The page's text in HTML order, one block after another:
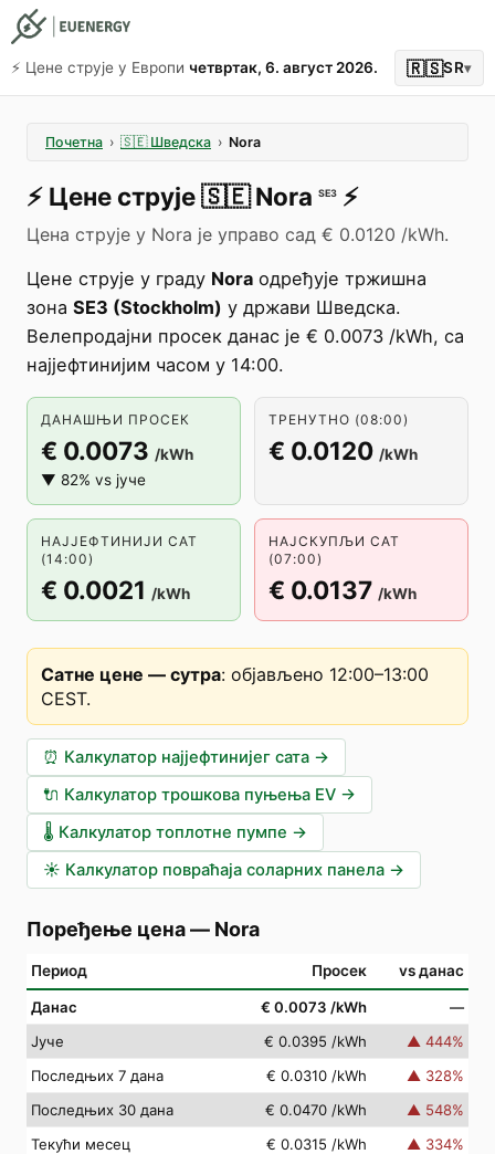
⚡️ Цене струје у Европи четвртак, 6. август 2026. 🇷🇸SR▾
Почетна › 🇸🇪 Шведска › Nora
⚡️ Цене струје🇸🇪 Nora SE3 ⚡️
Цена струје у Nora је управо сад € 0.0120 /kWh.
Цене струје у граду Nora одређује тржишна
зона SE3 (Stockholm) у држави Шведска.
Велепродајни просек данас је € 0.0073 /kWh, са
најјефтинијим часом у 14:00.
ДАНАШЊИ ПРОСЕК
€ 0.0073 /kWh
▼ 82% vs јуче
ТРЕНУТНО (08:00)
€ 0.0120 /kWh
НАЈЈЕФТИНИЈИ САТ
(14:00)
€ 0.0021 /kWh
НАЈСКУПЉИ САТ
(07:00)
€ 0.0137 /kWh
Сатне цене — сутра: објављено 12:00–13:00
CEST.
⏰ Калкулатор најјефтинијег сата →
🔌 Калкулатор трошкова пуњења EV →
🌡️ Калкулатор топлотне пумпе →
☀️ Калкулатор повраћаја соларних панела →
Поређење цена— Nora
Период Просек vs данас
Данас € 0.0073 /kWh
—
Јуче
€ 0.0395 /kWh ▲ 444%
Последњих 7 дана
€ 0.0310 /kWh ▲ 328%
Последњих 30 дана
€ 0.0470 /kWh ▲ 548%
Текући месец
€ 0.0315 /kWh ▲ 334%